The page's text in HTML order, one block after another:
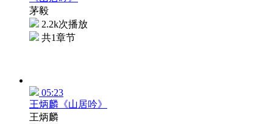
茅毅
2.2k次播放
共1章节
05:23
王炳麟《山居吟》
王炳麟